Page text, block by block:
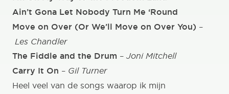
Ain’t Gona Let Nobody Turn Me ‘Round
Move on Over (Or We’ll Move on Over You) –
Les Chandler
The Fiddle and the Drum – Joni Mitchell
Carry It On – Gil Turner
Heel veel van de songs waarop ik mijn